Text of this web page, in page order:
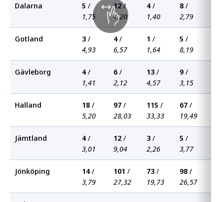
Dalarna 5 /
1,75
12/
4,20
4/
1,40
8 /
2,79
Gotland 3 /
4,93
4/
6,57
1 /
1,64
5 /
8,19
Gävleborg 4/
1,41
6 /
2,12
13 /
4,57
9 /
3,15
Halland 18 /
5,20
97 /
28,03
115 /
33,33
67 /
19,49
Jämtland 4/
3,01
12 /
9,04
3 /
2,26
5 /
3,77
Jönköping 14/
3,79
101 /
27,32
73 /
19,73
98 /
26,57